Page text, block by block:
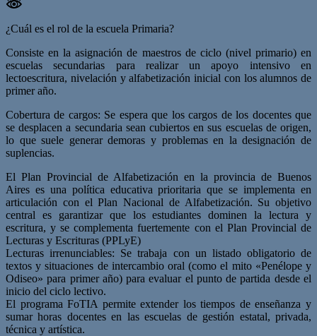
¿Cuál es el rol de la escuela Primaria?
Consiste en la asignación de maestros de ciclo (nivel primario) en
escuelas secundarias para realizar un apoyo intensivo en
lectoescritura, nivelación y alfabetización inicial con los alumnos de
primer año.
Cobertura de cargos: Se espera que los cargos de los docentes que
se desplacen a secundaria sean cubiertos en sus escuelas de origen,
lo que suele generar demoras y problemas en la designación de
suplencias.
El Plan Provincial de Alfabetización en la provincia de Buenos
Aires es una política educativa prioritaria que se implementa en
articulación con el Plan Nacional de Alfabetización. Su objetivo
central es garantizar que los estudiantes dominen la lectura y
escritura, y se complementa fuertemente con el Plan Provincial de
Lecturas y Escrituras (PPLyE)
Lecturas irrenunciables: Se trabaja con un listado obligatorio de
textos y situaciones de intercambio oral (como el mito «Penélope y
Odiseo» para primer año) para evaluar el punto de partida desde el
inicio del ciclo lectivo.
El programa FoTIA permite extender los tiempos de enseñanza y
sumar horas docentes en las escuelas de gestión estatal, privada,
técnica y artística.